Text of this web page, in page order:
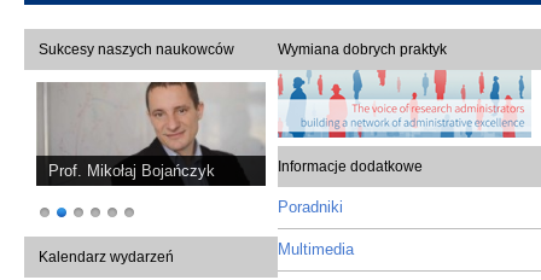
Sukcesy naszych naukowców
Prof. Mikołaj Bojańczyk
Kalendarz wydarzeń
Wymiana dobrych praktyk
Informacje dodatkowe
Poradniki
Multimedia